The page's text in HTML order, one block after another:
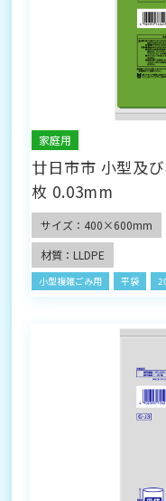
家庭用
廿日市市 小型及
枚 0.03mm
サイズ：400×600mm
材質：LLDPE
小型複雑ごみ用 平袋